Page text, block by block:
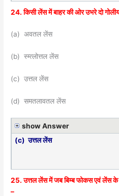
24. किसी लेंस में बाहर की ओर उभरे दो
(a) अवतल लेंस
(b) स्म्त्लोत्तल लेंस
(c) उत्तल लेंस
(d) समतलावतल लेंस
show Answer
(c) उत्तल लेंस
25. उत्तल लेंस में जब बिम्ब फोकस एवं लेंस के
–